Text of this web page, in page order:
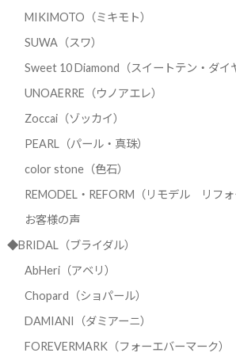
MIKIMOTO（ミキモト）
SUWA（スワ）
Sweet 10 Diamond（スイートテン・ダイ
UNOAERRE（ウノアエレ）
Zoccai（ゾッカイ）
PEARL（パール・真珠）
color stone（色石）
REMODEL・REFORM（リモデル リフォ
お客様の声
◆BRIDAL（ブライダル）
AbHeri（アベリ）
Chopard（ショパール）
DAMIANI（ダミアーニ）
FOREVERMARK（フォーエバーマーク）